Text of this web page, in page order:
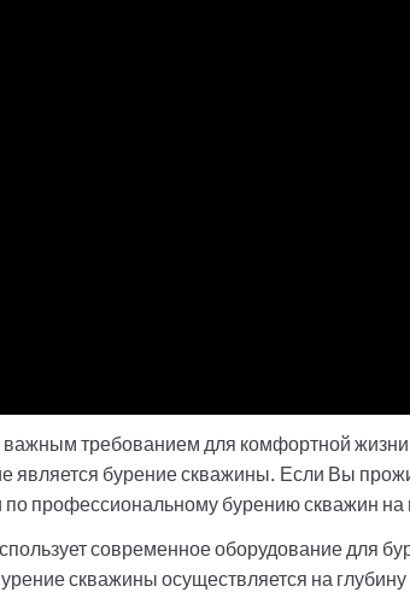
требованием для комфортной
является бурение скважины. Если Вы
по профессиональному бурению скважин на
современное оборудование для
скважины осуществляется на